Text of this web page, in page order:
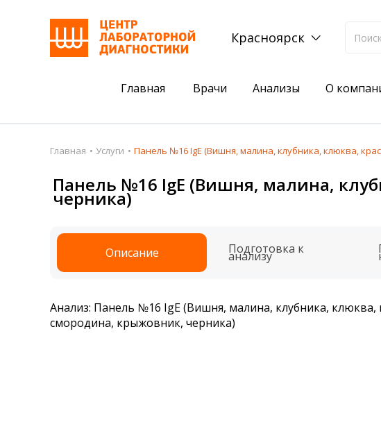
Красноярск
Главная Врачи Анализы О
Пациентам
Акции
Анализы
Подготовка к анализам
Получить результаты
Налоговый вычет
Где сдать
Акции
Комплексный анализ на
Главная Услуги Панель №16 IgE (Вишня, малина, клубника, клюква,
Панель №16 IgE (Вишня, малина,
черника)
Описание Подготовка к
анализу
Анализ: Панель №16 IgE (Вишня, малина, клубника, клюква,
смородина, крыжовник, черника)